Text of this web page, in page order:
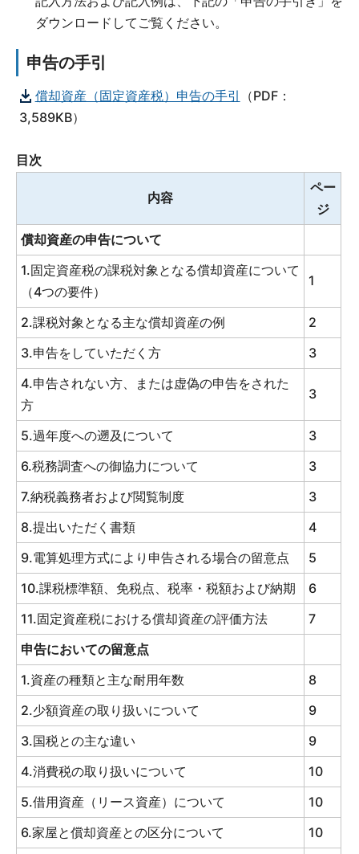
ダウンロードしてご覧ください。
申告の手引
償却資産（固定資産税）申告の手引
（PDF：
3,589KB）
目次
内容
ペー
ジ
償却資産の申告について
1.固定資産税の課税対象となる償却資産について
（4つの要件）
1
2.課税対象となる主な償却資産の例
2
3.申告をしていただく方
3
4.申告されない方、または虚偽の申告をされた
方
3
5.過年度への遡及について
3
6.税務調査への御協力について
3
7.納税義務者および閲覧制度
3
8.提出いただく書類
4
9.電算処理方式により申告される場合の留意点
5
10.課税標準額、免税点、税率・税額および納期
6
11.固定資産税における償却資産の評価方法
7
申告においての留意点
1.資産の種類と主な耐用年数
8
2.少額資産の取り扱いについて
9
3.国税との主な違い
9
4.消費税の取り扱いについて
10
5.借用資産（リース資産）について
10
6.家屋と償却資産との区分について
10